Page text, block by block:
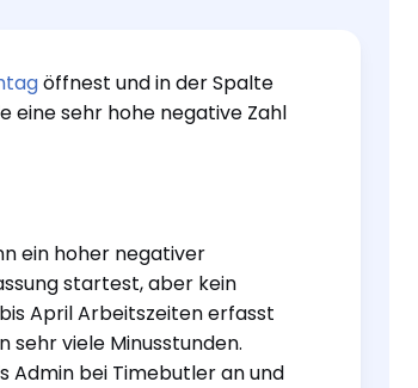
öffnest und in der Spalte
eine sehr hohe negative Zahl
ein hoher negativer
startest, aber kein
April Arbeitszeiten erfasst
sehr viele Minusstunden.
Admin bei Timebutler an und